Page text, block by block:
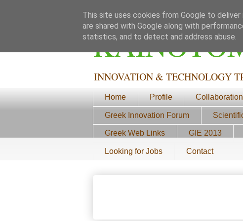
INNOVATION & TECHNOLOGY
Home Profile
Greek Innovation Forum
Greek Web Links GIE 2013
Looking for Jobs Contact
This site uses cookies from Google to
are shared with Google along with
statistics, and to detect and address abuse.